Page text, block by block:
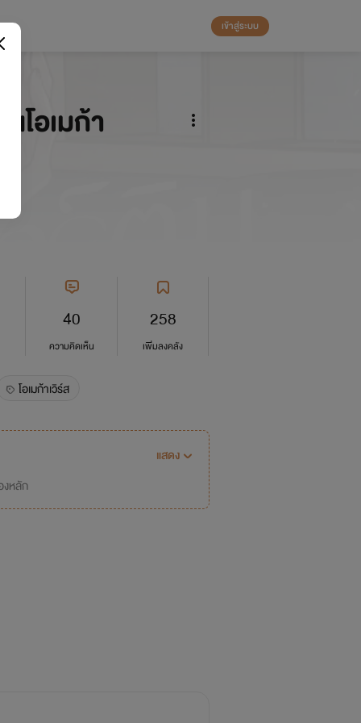
เข้าสู่ระบบ
อเมก้า
40
ความคิดเห็น
258
เพิ่มลงคลัง
โอเมก้าเวิร์ส
แสดง
งหลัก